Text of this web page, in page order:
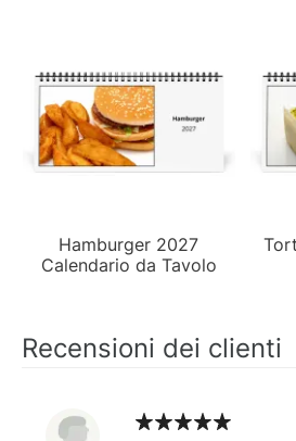
Hamburger 2027
Calendario da Tavolo
Recensioni dei clienti